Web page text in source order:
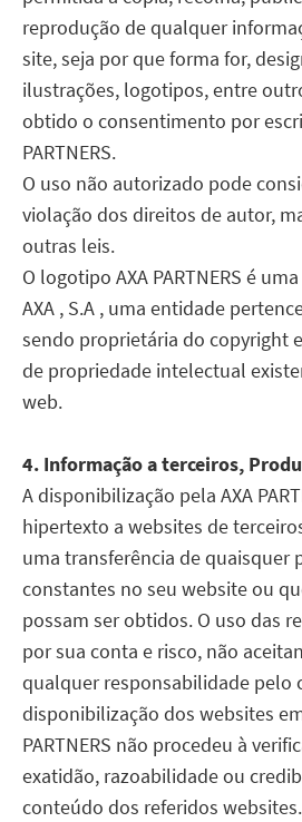
reprodução de qualquer
site, seja por que forma for,
ilustrações, logotipos, entre
obtido o consentimento por
PARTNERS.
O uso não autorizado pode
violação dos direitos de autor,
outras leis.
O logotipo AXA PARTNERS é
AXA , S.A , uma entidade
sendo proprietária do copyright
de propriedade intelectual
web.
4. Informação a terceiros,
A disponibilização pela AXA
hipertexto a websites de
uma transferência de quaisquer
constantes no seu website ou
possam ser obtidos. O uso das
por sua conta e risco, não
qualquer responsabilidade pelo
disponibilização dos websites
PARTNERS não procedeu à
exatidão, razoabilidade ou
conteúdo dos referidos websites.